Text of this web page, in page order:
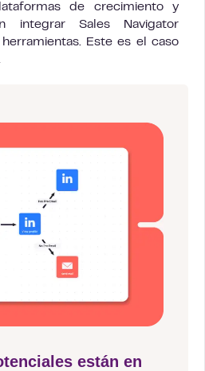
de crecimiento y
integrar Sales Navigator
Este es el caso
están en